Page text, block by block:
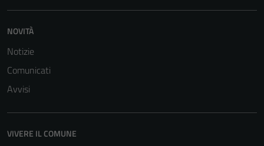
NOVITÀ
Notizie
Comunicati
Avvisi
VIVERE IL COMUNE